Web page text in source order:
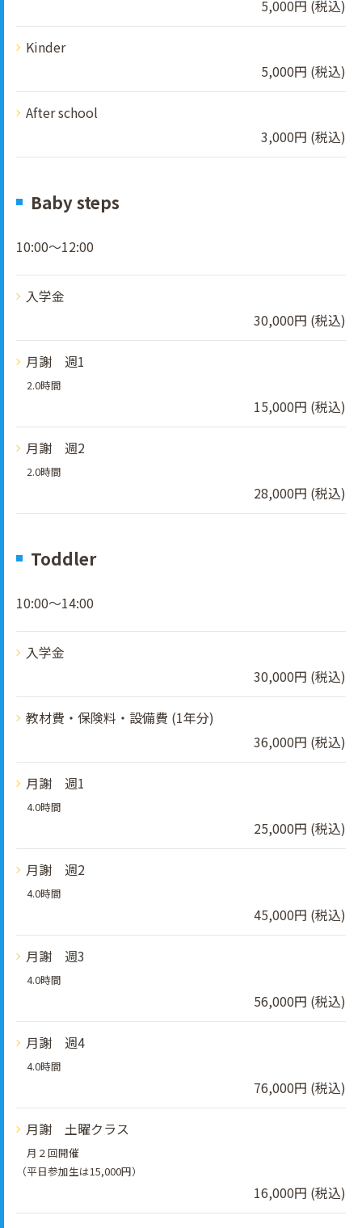
5,000円 (税込)
Kinder
5,000円 (税込)
After school
3,000円 (税込)
Baby steps
10:00～12:00
入学金
30,000円 (税込)
月謝 週1
2.0時間
15,000円 (税込)
月謝 週2
2.0時間
28,000円 (税込)
Toddler
10:00～14:00
入学金
30,000円 (税込)
教材費・保険料・設備費 (1年分)
36,000円 (税込)
月謝 週1
4.0時間
25,000円 (税込)
月謝 週2
4.0時間
45,000円 (税込)
月謝 週3
4.0時間
56,000円 (税込)
月謝 週4
4.0時間
76,000円 (税込)
月謝 土曜クラス
月２回開催
（平日参加生は15,000円）
16,000円 (税込)